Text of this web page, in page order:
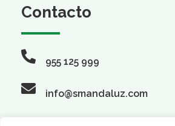
Contacto
955 125 999
info@smandaluz.com